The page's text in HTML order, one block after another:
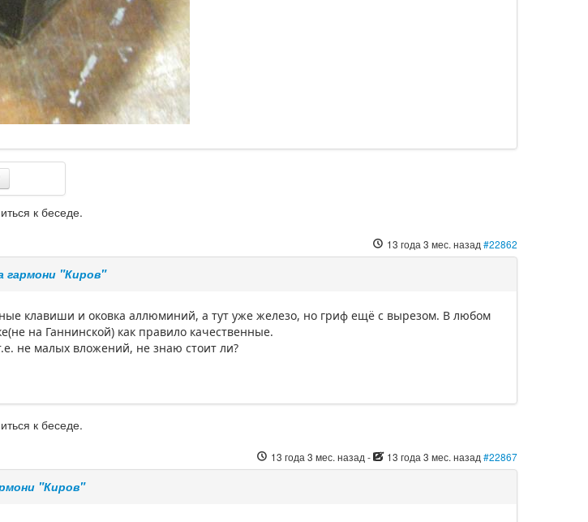
к беседе.
13 года 3 мес. назад #22862
гармони "Киров"
клавиши и оковка аллюминий, а тут уже железо, но гриф ещё с вырезом. В любом
на Ганнинской) как правило качественные.
не малых вложений, не знаю стоит ли?
к беседе.
13 года 3 мес. назад - 13 года 3 мес. назад #22867
"Киров"